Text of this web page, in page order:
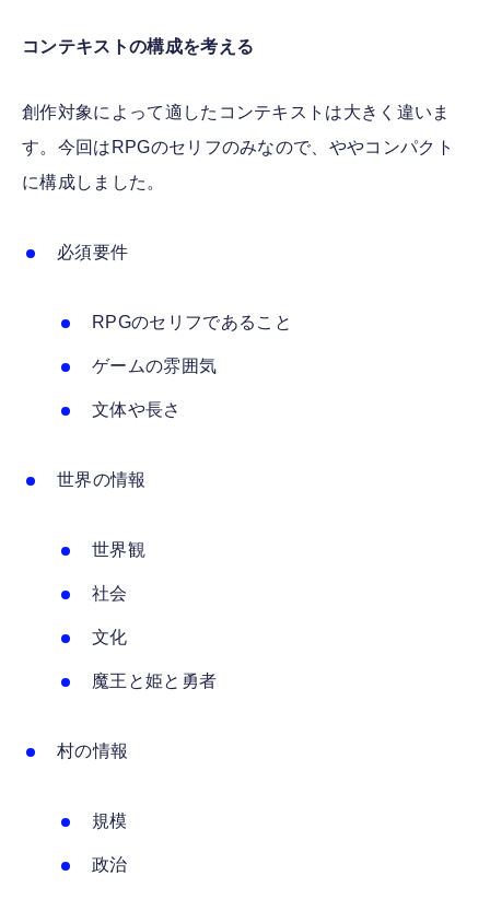
コンテキストの構成を考える
創作対象によって適したコンテキストは大きく違いま
す。今回はRPGのセリフのみなので、ややコンパクト
に構成しました。
必須要件
RPGのセリフであること
ゲームの雰囲気
文体や長さ
世界の情報
世界観
社会
文化
魔王と姫と勇者
村の情報
規模
政治